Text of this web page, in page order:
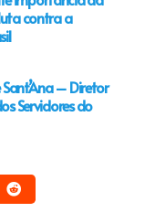
contra a
Sant’Ana – Diretor
Servidores do